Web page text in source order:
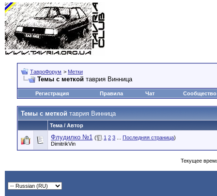
ТавроФорум > Метки
Темы с меткой таврия Винница
Регистрация Правила Чат Сообщество
Темы с меткой таврия Винница
Тема / Автор
Флудилко №1 ( 1 2 3 Последняя страница)
DimitrikVin
Текущее